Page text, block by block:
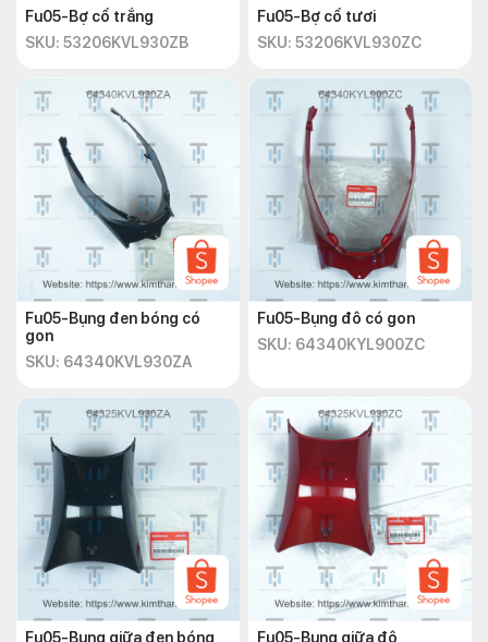
Fu05-Bợ cổ trắng
SKU: 53206KVL930ZB
Fu05-Bợ cổ tươi
SKU: 53206KVL930ZC
Fu05-Bụng đen bóng có
gon
SKU: 64340KVL930ZA
Fu05-Bụng đô có gon
SKU: 64340KYL900ZC
Fu05-Bụng giữa đen bóng
Fu05-Bụng giữa đô